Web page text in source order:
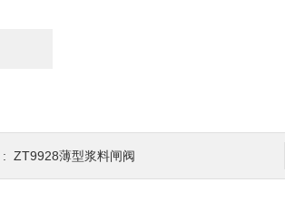
: ZT9928薄型浆料闸阀